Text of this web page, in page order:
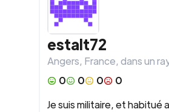
estalt72
Angers, France, dans un
0
0 0
0
Je suis militaire, et habitué a